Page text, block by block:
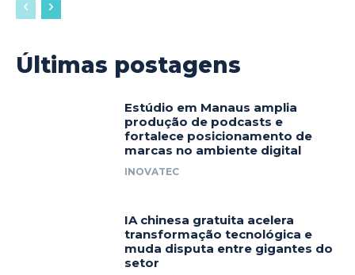
Últimas postagens
Estúdio em Manaus amplia
produção de podcasts e
fortalece posicionamento de
marcas no ambiente digital
INOVATEC
IA chinesa gratuita acelera
transformação tecnológica e
muda disputa entre gigantes do
setor